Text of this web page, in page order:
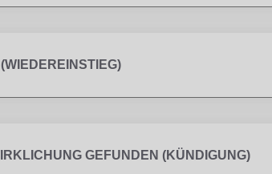
GEFUNDEN (KÜNDIGUNG)